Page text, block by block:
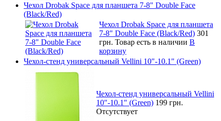
Чехол Drobak Space для планшета 7-8" Double Face
(Black/Red)
Чехол Drobak Space для планшета
7-8" Double Face (Black/Red) 301
грн. Товар есть в наличии В
корзину
Чехол-стенд универсальный Vellini 10"-10.1" (Green)
Чехол-стенд универсальный Vellini
10"-10.1" (Green) 199 грн.
Отсутствует